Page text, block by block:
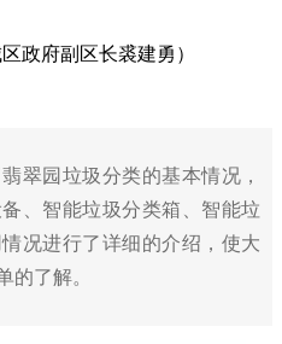
政府副区长裘建勇）
翠园垃圾分类的基本情况，
、智能垃圾分类箱、智能垃
况进行了详细的介绍，使大
的了解。